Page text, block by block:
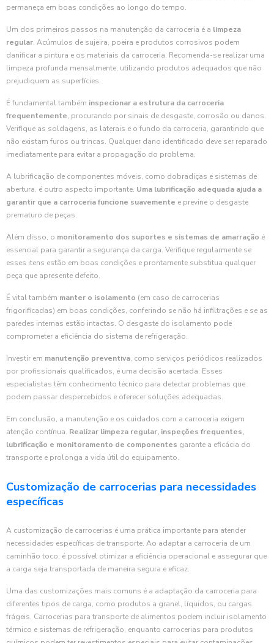
permaneça em boas condições ao longo do tempo.
Um dos primeiros passos na manutenção da carroceria é a limpeza
regular. Acúmulos de sujeira, poeira e produtos corrosivos podem
danificar a pintura e os materiais da carroceria. Recomenda-se realizar uma
limpeza profunda mensalmente, utilizando produtos adequados que não
prejudiquem as superfícies.
É fundamental também inspecionar a estrutura da carroceria
frequentemente, procurando por sinais de desgaste, corrosão ou danos.
Verifique as soldagens, as laterais e o fundo da carroceria, garantindo que
não existam furos ou trincas. Qualquer dano identificado deve ser reparado
imediatamente para evitar a propagação do problema.
A lubrificação de componentes móveis, como dobradiças e sistemas de
abertura, é outro aspecto importante. Uma lubrificação adequada ajuda a
garantir que a carroceria funcione suavemente e previne o desgaste
prematuro de peças.
Além disso, o monitoramento dos suportes e sistemas de amarração é
essencial para garantir a segurança da carga. Verifique regularmente se
esses itens estão em boas condições e prontamente substitua qualquer
peça que apresente defeito.
É vital também manter o isolamento (em caso de carrocerias
frigorificadas) em boas condições, conferindo se não há infiltrações e se as
paredes internas estão intactas. O desgaste do isolamento pode
comprometer a eficiência do sistema de refrigeração.
Investir em manutenção preventiva, como serviços periódicos realizados
por profissionais qualificados, é uma decisão acertada. Esses
especialistas têm conhecimento técnico para detectar problemas que
podem passar despercebidos e oferecer soluções adequadas.
Em conclusão, a manutenção e os cuidados com a carroceria exigem
atenção contínua. Realizar limpeza regular, inspeções frequentes,
lubrificação e monitoramento de componentes garante a eficácia do
transporte e prolonga a vida útil do equipamento.
Customização de carrocerias para necessidades
específicas
A customização de carrocerias é uma prática importante para atender
necessidades específicas de transporte. Ao adaptar a carroceria de um
caminhão toco, é possível otimizar a eficiência operacional e assegurar que
a carga seja transportada de maneira segura e eficaz.
Uma das customizações mais comuns é a adaptação da carroceria para
diferentes tipos de carga, como produtos a granel, líquidos, ou cargas
frágeis. Carrocerias para transporte de alimentos podem incluir isolamento
térmico e sistemas de refrigeração, enquanto carrocerias para produtos